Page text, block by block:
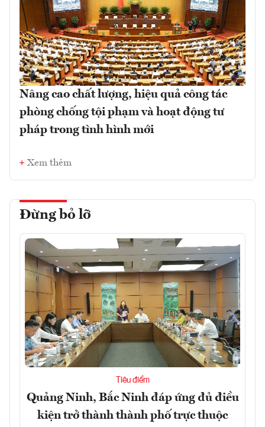
Nâng cao chất lượng, hiệu quả công tác
phòng chống tội phạm và hoạt động tư
pháp trong tình hình mới
Xem thêm
Đừng bỏ lỡ
Tiêu điểm
Quảng Ninh, Bắc Ninh đáp ứng đủ điều
kiện trở thành thành phố trực thuộc